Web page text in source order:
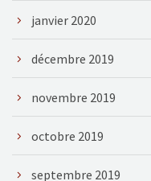
janvier 2020
décembre 2019
novembre 2019
octobre 2019
septembre 2019